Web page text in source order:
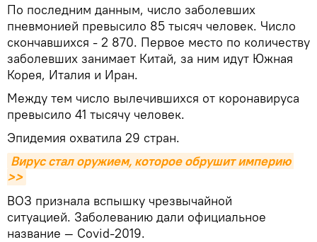
По последним данным, число заболевших
пневмонией превысило 85 тысяч человек. Число
скончавшихся - 2 870. Первое место по количеству
заболевших занимает Китай, за ним идут Южная
Корея, Италия и Иран.
Между тем число вылечившихся от коронавируса
превысило 41 тысячу человек.
Эпидемия охватила 29 стран.
Вирус стал оружием, которое обрушит империю
>>
ВОЗ признала вспышку чрезвычайной
ситуацией. Заболеванию дали официальное
название — Сovid-2019.